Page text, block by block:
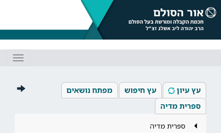
עץ עיון עץ חיפוש
מפתח נושאים
ספרית מדיה
ספרית מדיה